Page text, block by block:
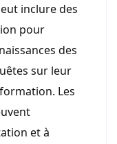
inclure des
pour
des
sur leur
Les
et à